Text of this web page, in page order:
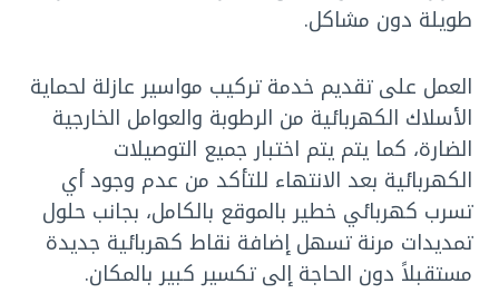
طويلة دون مشاكل.
العمل على تقديم خدمة تركيب مواسير عازلة لحماية
الأسلاك الكهربائية من الرطوبة والعوامل الخارجية
الضارة، كما يتم يتم اختبار جميع التوصيلات
الكهربائية بعد الانتهاء للتأكد من عدم وجود أي
تسرب كهربائي خطير بالموقع بالكامل، بجانب حلول
تمديدات مرنة تسهل إضافة نقاط كهربائية جديدة
مستقبلاً دون الحاجة إلى تكسير كبير بالمكان.